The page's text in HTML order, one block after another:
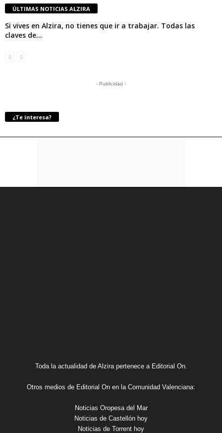
ÚLTIMAS NOTICIAS ALZIRA
Si vives en Alzira, no tienes que ir a trabajar. Todas las
claves de...
- Publicidad -
¿Te interesa?
Toda la actualidad de Alzira pertenece a Editorial On.
Otros medios de Editorial On en la Comunidad Valenciana:
Noticias Oropesa del Mar
Noticias de Castellón hoy
Noticias de Torrent hoy